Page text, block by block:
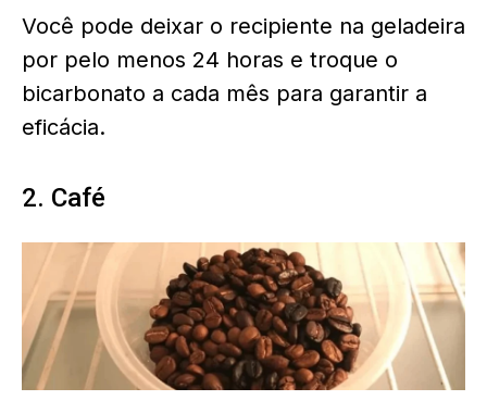
Você pode deixar o recipiente na geladeira
por pelo menos 24 horas e troque o
bicarbonato a cada mês para garantir a
eficácia.
2. Café